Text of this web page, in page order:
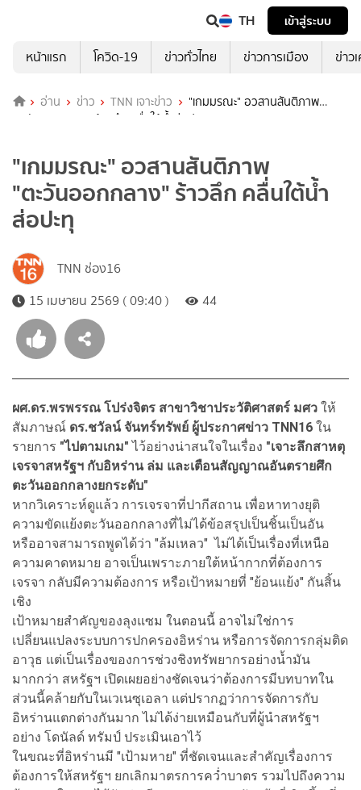
TH
เข้าสู่ระบบ
หน้าแรก
โควิด-19 ข่าวทั่วไทย ข่าวการเมือง ข่าว
อ่าน ข่าว TNN เจาะข่าว
"เกมมรณะ" อวสานสันติภาพ
"ตะวันออกกลาง" ร้าวลึก คลื่นใต้น้ำส่อปะทุ
"เกมมรณะ" อวสานสันติภาพ
"ตะวันออกกลาง" ร้าวลึก คลื่นใต้น้ำ
ส่อปะทุ
TNN ช่อง16
15 เมษายน 2569 ( 09:40 )
44
ผศ.ดร.พรพรรณ โปร่งจิตร สาขาวิชาประวัติศาสตร์ มศว ให้
สัมภาษณ์ ดร.ชวัลน์ จันทร์ทรัพย์ ผู้ประกาศข่าว TNN16 ใน
รายการ "ไปตามเกม" ไว้อย่างน่าสนใจในเรื่อง "เจาะลึกสาหตุ
เจรจาสหรัฐฯ กับอิหร่าน ล่ม และเตือนสัญญาณอันตรายศึก
ตะวันออกกลางยกระดับ"
หากวิเคราะห์ดูแล้ว การเจรจาที่ปากีสถาน เพื่อหาทางยุติ
ความขัดแย้งตะวันออกกลางที่ไม่ได้ข้อสรุปเป็นชิ้นเป็นอัน
หรืออาจสามารถพูดได้ว่า "ล้มเหลว" ไม่ได้เป็นเรื่องที่เหนือ
ความคาดหมาย อาจเป็นเพราะภายใต้หน้ากากที่ต้องการ
เจรจา กลับมีความต้องการ หรือเป้าหมายที่ "ย้อนแย้ง" กันสิ้น
เชิง
เป้าหมายสำคัญของลุงแซม ในตอนนี้ อาจไม่ใช่การ
เปลี่ยนแปลงระบบการปกครองอิหร่าน หรือการจัดการกลุ่มติด
อาวุธ แต่เป็นเรื่องของการช่วงชิงทรัพยากรอย่างน้ำมัน
มากกว่า สหรัฐฯ เปิดเผยอย่างชัดเจนว่าต้องการมีบทบาทใน
ส่วนนี้คล้ายกับในเวเนซุเอลา แต่ปรากฏว่าการจัดการกับ
อิหร่านแตกต่างกันมาก ไม่ได้ง่ายเหมือนกับที่ผู้นำสหรัฐฯ
อย่าง โดนัลด์ ทรัมป์ ประเมินเอาไว้
ในขณะที่อิหร่านมี "เป้ามหาย" ที่ชัดเจนและสำคัญเรื่องการ
ต้องการให้สหรัฐฯ ยกเลิกมาตรการคว่ำบาตร รวมไปถึงความ